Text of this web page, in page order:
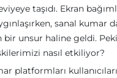
taşıdı. Ekran
sanal kumar
bir unsur haline geldi.
nasıl etkiliyor?
platformları